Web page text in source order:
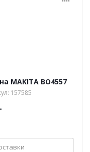
MAKITA BO4557
157585